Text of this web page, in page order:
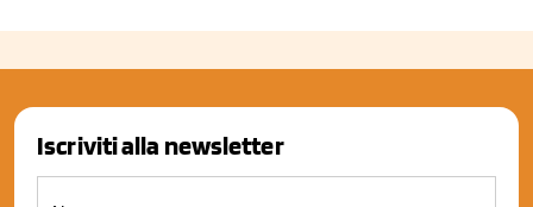
Iscriviti alla newsletter